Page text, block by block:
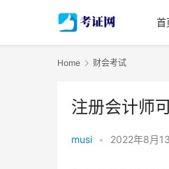
首
Home 财会考试
注册会计师
musi • 2022年8月